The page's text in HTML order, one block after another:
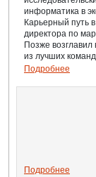
информатика в
Карьерный путь
директора по
Позже возглавил
из лучших
Подробнее
Подробнее